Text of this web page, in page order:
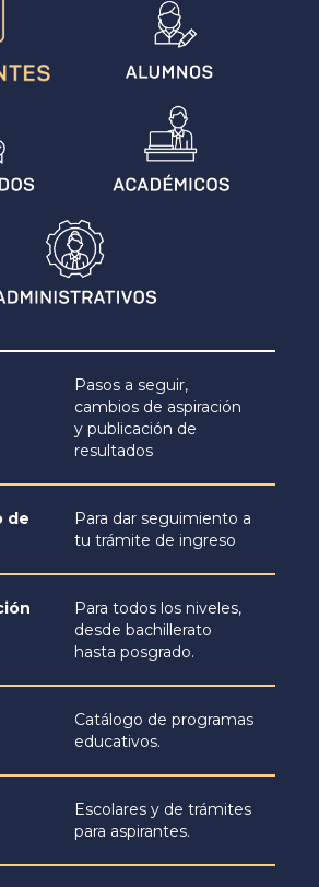
Pasos a seguir,
cambios de aspiración
y publicación de
resultados
de
Para dar seguimiento a
tu trámite de ingreso
Para todos los niveles,
desde bachillerato
hasta posgrado.
Catálogo de programas
educativos.
Escolares y de trámites
para aspirantes.